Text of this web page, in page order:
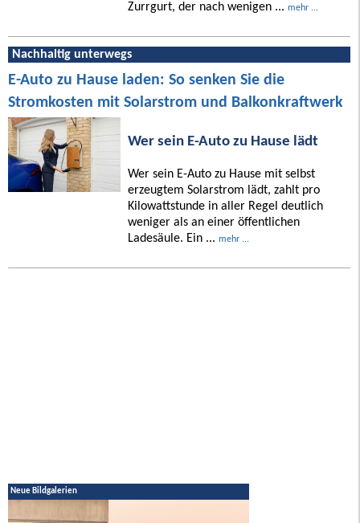
Zurrgurt, der nach wenigen ... mehr ...
Nachhaltig unterwegs
E-Auto zu Hause laden: So senken Sie die
Stromkosten mit Solarstrom und Balkonkraftwerk
Wer sein E-Auto zu Hause lädt
Wer sein E-Auto zu Hause mit selbst
erzeugtem Solarstrom lädt, zahlt pro
Kilowattstunde in aller Regel deutlich
weniger als an einer öffentlichen
Ladesäule. Ein ... mehr ...
Neue Bildgalerien